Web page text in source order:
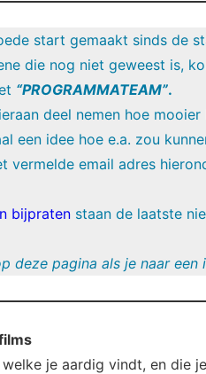
start gemaakt sinds de
die nog niet geweest is,
“PROGRAMMATEAM”.
deel nemen hoe
een idee hoe e.a. zou
vermelde email adres
bijpraten staan de laatste
deze pagina als je naar
je aardig vindt, en die